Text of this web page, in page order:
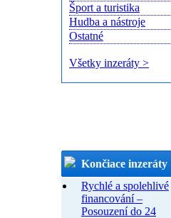
Šport a turistika
Hudba a nástroje
Ostatné
Všetky inzeráty >
Končiace inzeráty
Rychlé a spolehlivé
financování –
Posouzení do 24